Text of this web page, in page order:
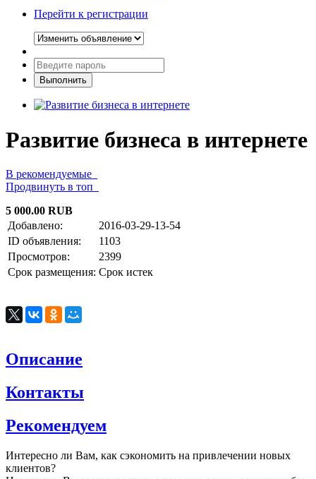
Перейти к регистрации
Развитие бизнеса в интернете
В рекомендуемые
Продвинуть в топ
5 000.00 RUB
Добавлено:
2016-03-29-13-54
ID объявления:
1103
Просмотров:
2399
Срок размещения: Срок истек
Описание
Контакты
Рекомендуем
Интересно ли Вам, как сэкономить на привлечении новых
клиентов?